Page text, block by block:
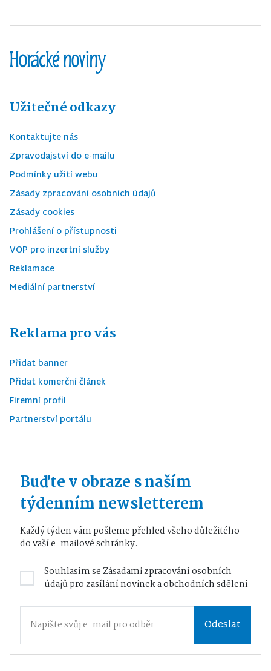
Užitečné odkazy
Kontaktujte nás
Zpravodajství do e-mailu
Podmínky užití webu
Zásady zpracování osobních údajů
Zásady cookies
Prohlášení o přístupnosti
VOP pro inzertní služby
Reklamace
Mediální partnerství
Reklama pro vás
Přidat banner
Přidat komerční článek
Firemní profil
Partnerství portálu
Buďte v obraze s naším
týdenním newsletterem
Každý týden vám pošleme přehled všeho důležitého
do vaší e-mailové schránky.
Souhlasím seZásadami zpracování osobních
údajůpro zasílání novinek a obchodních sdělení
Odeslat